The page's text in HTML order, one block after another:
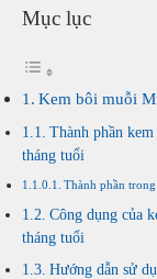
tuổi
lượng
Mục lục
Kem bôi muỗi
Thành phần
tháng tuổi
Thành phần
Công dụng của
tháng tuổi
Hướng dẫn sử